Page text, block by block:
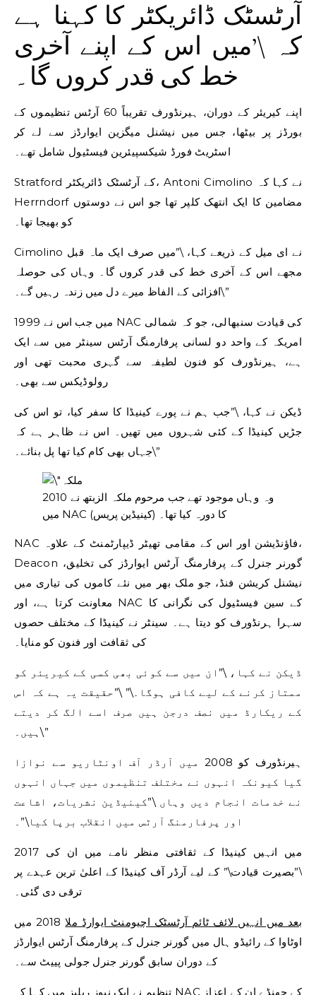
آرٹسٹک ڈائریکٹر کا کہنا ہے
کہ \’میں اس کے اپنے آخری
خط کی قدر کروں گا۔
اپنے کیریئر کے دوران، ہیرنڈورف تقریباً 60 آرٹس تنظیموں کے
بورڈز پر بیٹھا، جس میں نیشنل میگزین ایوارڈز سے لے کر
اسٹریٹ فورڈ شیکسپیئرین فیسٹیول شامل تھے۔
Stratford کے آرٹسٹک ڈائریکٹر، Antoni Cimolino نے کہا کہ
Herrndorf مضامین کا ایک انتھک کلپر تھا جو اس نے دوستوں
کو بھیجا تھا۔
Cimolino نے ای میل کے ذریعے کہا، \”میں صرف ایک ماہ قبل
مجھے اس کے آخری خط کی قدر کروں گا۔ وہاں کی حوصلہ
افزائی کے الفاظ میرے دل میں زندہ رہیں گے۔\”
1999 میں جب اس نے NAC کی قیادت سنبھالی، جو کہ شمالی
امریکہ کے واحد دو لسانی پرفارمنگ آرٹس سینٹر میں سے ایک
ہے، ہیرنڈورف کو فنون لطیفہ سے گہری محبت تھی اور
رولوڈیکس سے بھی۔
ڈیکن نے کہا، \”جب ہم نے پورے کینیڈا کا سفر کیا، تو اس کی
جڑیں کینیڈا کے کئی شہروں میں تھیں۔ اس نے ظاہر ہے کہ
جہاں بھی کام کیا تھا پل بنائے۔\”
وہ وہاں موجود تھے جب مرحوم ملکہ الزبتھ نے 2010
میں NAC کا دورہ کیا تھا۔ (کینیڈین پریس)
NAC فاؤنڈیشن اور اس کے مقامی تھیٹر ڈیپارٹمنٹ کے علاوہ،
Deacon گورنر جنرل کے پرفارمنگ آرٹس ایوارڈز کی تخلیق،
نیشنل کریشن فنڈ، جو ملک بھر میں نئے کاموں کی تیاری میں
معاونت کرتا ہے، اور NAC کے سین فیسٹیول کی نگرانی کا
سہرا ہرنڈورف کو دیتا ہے۔ سینٹر نے کینیڈا کے مختلف حصوں
کی ثقافت اور فنون کو منایا۔
ڈیکن نے کہا، \”ان میں سے کوئی بھی کسی کے کیریئر کو
ممتاز کرنے کے لیے کافی ہوگا۔\” \”حقیقت یہ ہے کہ اس
کے ریکارڈ میں نصف درجن ہیں صرف اسے الگ کر دیتے
ہیں۔\”
ہیرنڈورف کو 2008 میں آرڈر آف اونٹاریو سے نوازا
گیا کیونکہ انہوں نے مختلف تنظیموں میں جہاں انہوں
نے خدمات انجام دیں وہاں \”کینیڈین نشریات، اشاعت
اور پرفارمنگ آرٹس میں انقلاب برپا کیا\”۔
2017 میں انہیں کینیڈا کے ثقافتی منظر نامے میں ان کی
\”بصیرت قیادت\” کے لیے آرڈر آف کینیڈا کے اعلیٰ ترین عہدے پر
ترقی دی گئی۔
بعد میں انہیں لائف ٹائم آرٹسٹک اچیومنٹ ایوارڈ ملا
2018 میں
اوٹاوا کے رائیڈو ہال میں گورنر جنرل کے پرفارمنگ آرٹس ایوارڈز
کے دوران سابق گورنر جنرل جولی پییٹ سے۔
تنظیم نے ایک نیوز ریلیز میں کہا کہ NAC کے جھنڈے ان کے اعزاز